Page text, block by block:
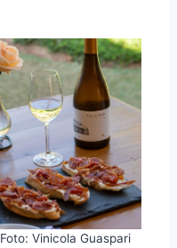
Foto: Vinicola Guaspari